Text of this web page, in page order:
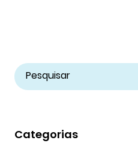
Categorias